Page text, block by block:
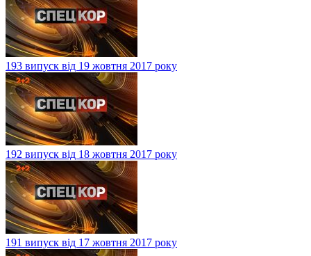
193 випуск від 19 жовтня 2017 року
192 випуск від 18 жовтня 2017 року
191 випуск від 17 жовтня 2017 року